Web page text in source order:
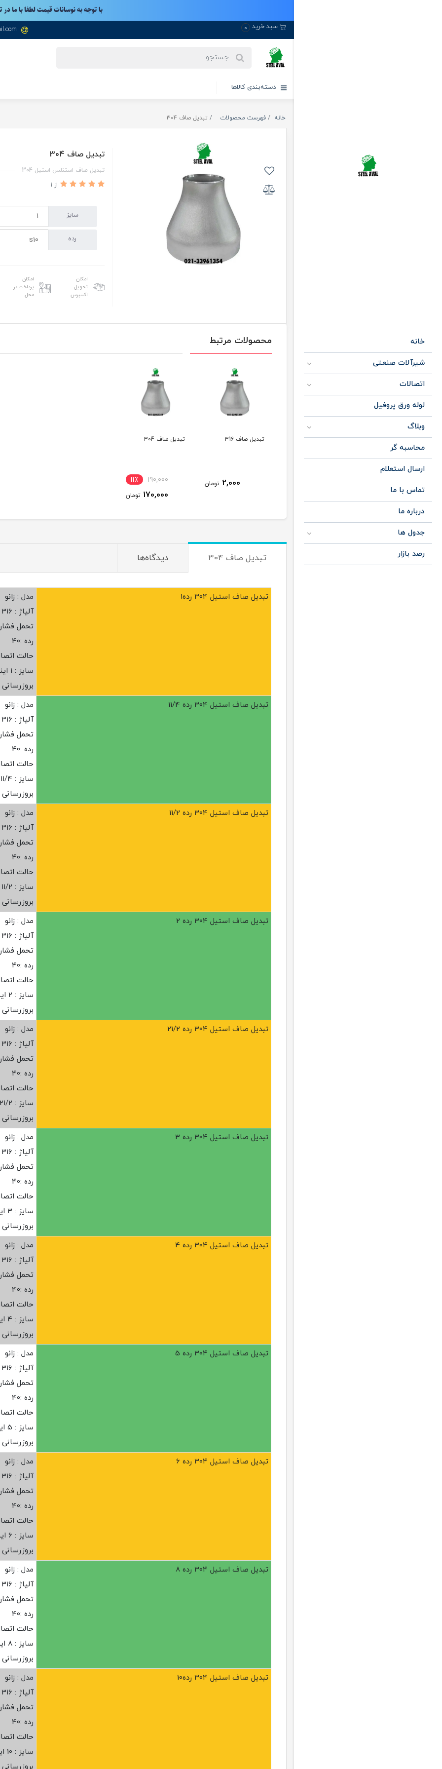
با توجه به نوسانات قیمت لطفا با ما
سبد خرید 0
خانه
شیرآلات صنعتی
اتصالات
لوله ورق پروفیل
وبلاگ
محاسبه گر
ارسال استعلام
تماس با ما
درباره ما
جدول ها
رصد بازار
دسته‌بندی کالاها
خانه فهرست محصولات تبدیل صاف 304
تبدیل صاف 304
تبدیل صاف استنلس استیل 304
از 1
سایز
رده
امکان
تحویل
اکسپرس
امکان
پرداخت در
محل
محصولات مرتبط
تبدیل صاف 316
2,000 تومان
تبدیل صاف 304
190,000 11٪
170,000 تومان
تبدیل صاف 304 دیدگاه‌ها
تبدیل صاف استیل 304 رده1
مدل : زانو
آلیاژ : 316
تحمل فشار :20
رده :40
حالت
سایز : 1 اینچ
بروزرسانی :
تبدیل صاف استیل 304 رده 11/4
مدل : زانو
آلیاژ : 316
تحمل فشار :20
رده :40
حالت
سایز : 11/4 اینچ
بروزرسانی :
تبدیل صاف استیل 304 رده 11/2
مدل : زانو
آلیاژ : 316
تحمل فشار :20
رده :40
حالت
سایز : 11/2 اینچ
بروزرسانی :
تبدیل صاف استیل 304 رده 2
مدل : زانو
آلیاژ : 316
تحمل فشار :20
رده :40
حالت
سایز : 2 اینچ
بروزرسانی :
تبدیل صاف استیل 304 رده 21/2
مدل : زانو
آلیاژ : 316
تحمل فشار :20
رده :40
حالت
سایز : 21/2 اینچ
بروزرسانی :
تبدیل صاف استیل 304 رده 3
مدل : زانو
آلیاژ : 316
تحمل فشار :20
رده :40
حالت
سایز : 3 اینچ
بروزرسانی :
تبدیل صاف استیل 304 رده 4
مدل : زانو
آلیاژ : 316
تحمل فشار :20
رده :40
حالت
سایز : 4 اینچ
بروزرسانی :
تبدیل صاف استیل 304 رده 5
مدل : زانو
آلیاژ : 316
تحمل فشار :20
رده :40
حالت
سایز : 5 اینچ
بروزرسانی :
تبدیل صاف استیل 304 رده 6
مدل : زانو
آلیاژ : 316
تحمل فشار :20
رده :40
حالت
سایز : 6 اینچ
بروزرسانی :
تبدیل صاف استیل 304 رده 8
مدل : زانو
آلیاژ : 316
تحمل فشار :20
رده :40
حالت
سایز : 8 اینچ
بروزرسانی :
تبدیل صاف استیل 304 رده10
مدل : زانو
آلیاژ : 316
تحمل فشار :20
رده :40
حالت
سایز : 10 اینچ
بروزرسانی :